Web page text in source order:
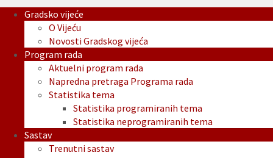
Gradsko vijeće
O Vijeću
Novosti Gradskog vijeća
Program rada
Aktuelni program rada
Napredna pretraga Programa rada
Statistika tema
Statistika programiranih tema
Statistika neprogramiranih tema
Sastav
Trenutni sastav